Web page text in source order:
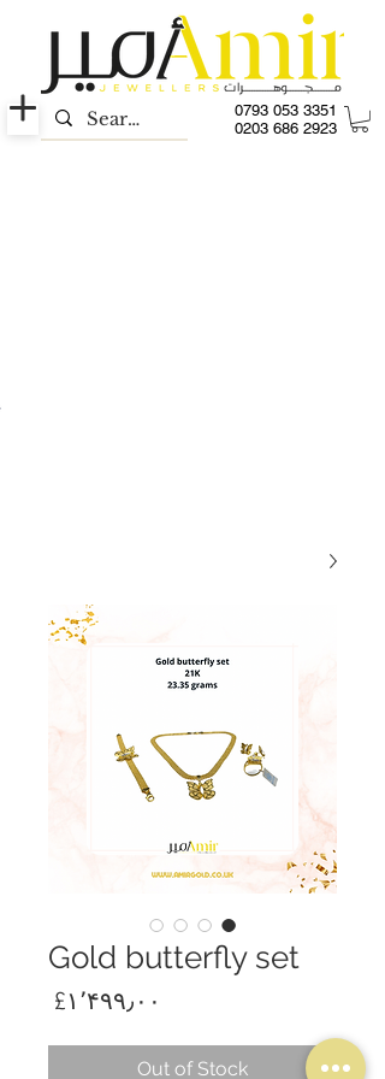
0793 053 3351
0203 686 2923
Gold butterfly set
‎£۱٬۴۹۹٫۰۰
Out of Stock